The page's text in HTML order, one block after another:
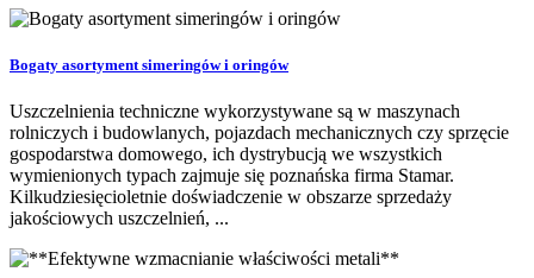
Bogaty asortyment simeringów i oringów
Uszczelnienia techniczne wykorzystywane są w maszynach
rolniczych i budowlanych, pojazdach mechanicznych czy sprzęcie
gospodarstwa domowego, ich dystrybucją we wszystkich
wymienionych typach zajmuje się poznańska firma Stamar.
Kilkudziesięcioletnie doświadczenie w obszarze sprzedaży
jakościowych uszczelnień, ...